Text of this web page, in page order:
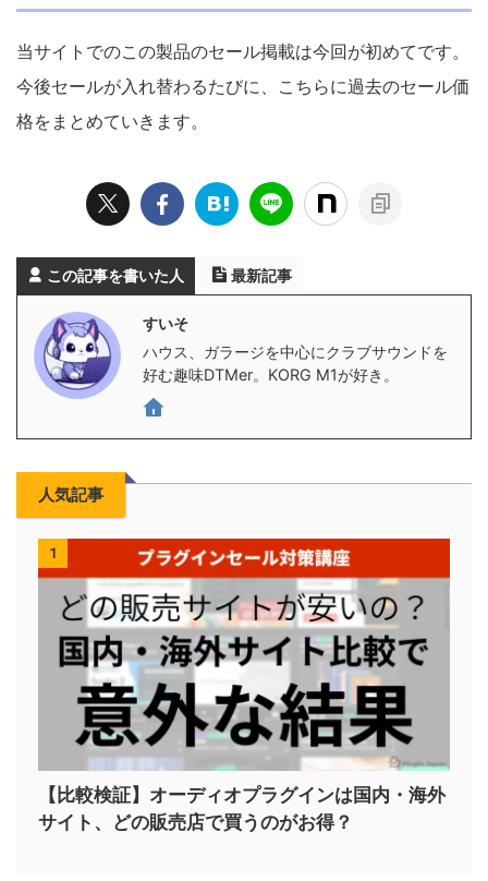
当サイトでのこの製品のセール掲載は今回が初めてです。
今後セールが入れ替わるたびに、こちらに過去のセール価
格をまとめていきます。
この記事を書いた人 最新記事
すいそ
ハウス、ガラージを中心にクラブサウンドを
好む趣味DTMer。KORG M1が好き。
人気記事
1
【比較検証】オーディオプラグインは国内・海外
サイト、どの販売店で買うのがお得？